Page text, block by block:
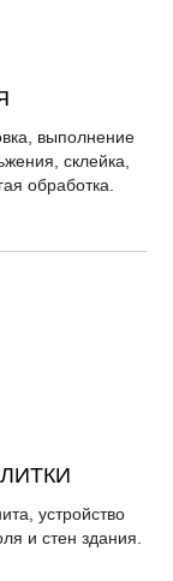
выполнение
склейка,
обработка.
устройство
и стен здания.